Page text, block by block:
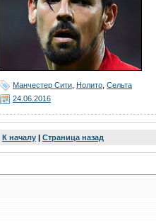
Манчестер Сити Нолито Сельта
24.06.2016
К началу | Страница назад